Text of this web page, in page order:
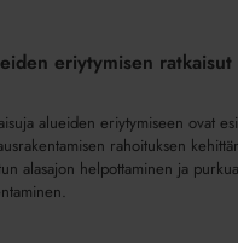
eriytymisen ratkaisut
alueiden eriytymiseen ovat
rahoituksen
alasajon helpottaminen ja